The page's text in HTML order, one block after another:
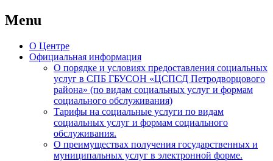
Menu
Skip
О Центре
Официальная информация
О порядке и условиях предоставления социальных
услуг в СПБ ГБУСОН «ЦСПСД Петродворцового
района» (по видам социальных услуг и формам
социального обслуживания)
Тарифы на социальные услуги по видам
социальных услуг и формам социального
обслуживания.
О преимуществах получения государственных и
муниципальных услуг в электронной форме.